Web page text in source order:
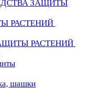
ЗАЩИТЫ
РАСТЕНИЙ
РАСТЕНИЙ
шашки